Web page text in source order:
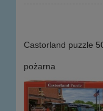
Castorland puzzle
pożarna